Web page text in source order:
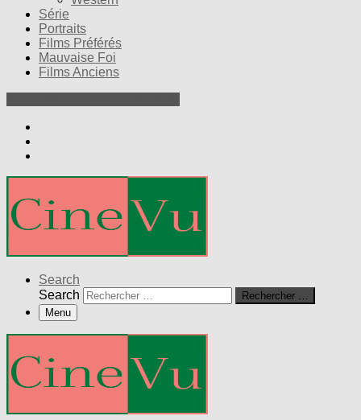
Série
Portraits
Films Préférés
Mauvaise Foi
Films Anciens
Search
Search
Rechercher …
Menu